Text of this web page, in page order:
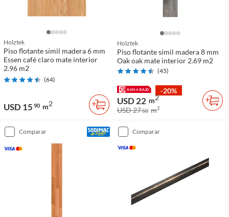
Holztek
Piso flotante símil madera 6 mm
Essen café claro mate interior
2.96 m2
(64)
USD 15 90 m2
Holztek
Piso flotante símil madera 8 mm
Oak oak mate interior 2.69 m2
(45)
-20%
USD 22 m2
USD 2750 m2
comparar comparar